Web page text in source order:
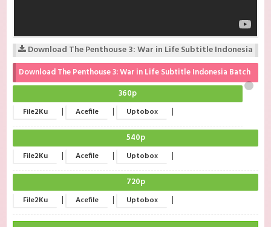
Download The Penthouse 3: War in Life Subtitle Indonesia
Download The Penthouse 3: War in Life Subtitle Indonesia Batch
360p
File2Ku | Acefile | Uptobox |
540p
File2Ku | Acefile | Uptobox |
720p
File2Ku | Acefile | Uptobox |